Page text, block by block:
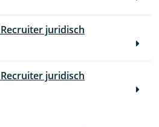
juridisch
juridisch